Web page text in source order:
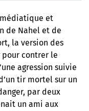
et
de Nahel et de
la version des
pour contrer le
agression suivie
tir mortel sur un
par deux
un ami aux